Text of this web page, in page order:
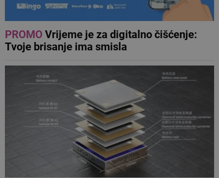
PROMOVrijeme je za digitalno čišćenje:
Tvoje brisanje ima smisla